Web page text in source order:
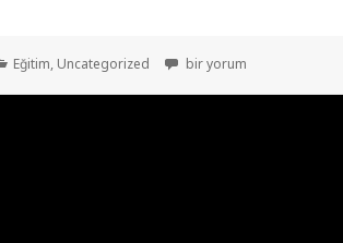
Kategoriler
Eğitim, Uncategorized Evrenin Kısayolu:
bir yorum